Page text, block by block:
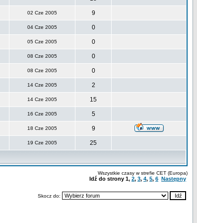
02 Cze 2005 9
04 Cze 2005 0
05 Cze 2005 0
08 Cze 2005 0
08 Cze 2005 0
14 Cze 2005 2
14 Cze 2005 15
16 Cze 2005 5
18 Cze 2005 9
19 Cze 2005 25
Wszystkie czasy w strefie CET (Europa)
Idź do strony 1, 2, 3, 4, 5, 6 Następny
Skocz do: